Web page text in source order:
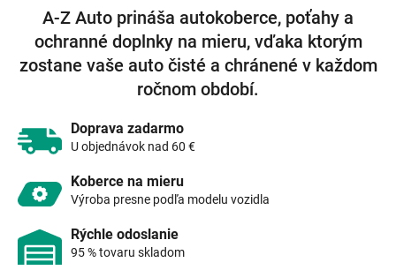
á
d
a
c
i
e
v
A-Z Auto prináša autokoberce, poťahy a
ochranné doplnky na mieru, vďaka ktorým
zostane vaše auto čisté a chránené v každom
ročnom období.
Doprava zadarmo
U objednávok nad 60 €
Koberce na mieru
Výroba presne podľa modelu vozidla
Rýchle odoslanie
95 % tovaru skladom